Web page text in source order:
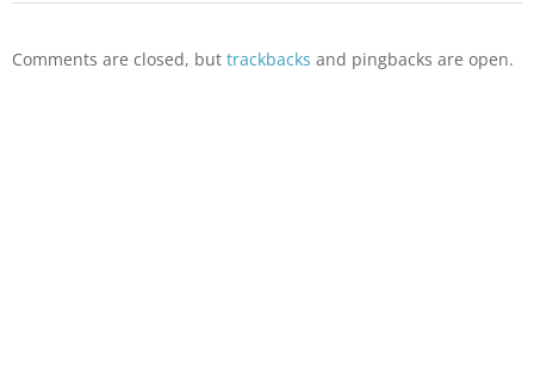
Comments are closed, but trackbacks and pingbacks are open.